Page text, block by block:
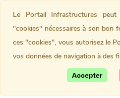
Le Portail Infrastructures
"cookies" nécessaires à son bon
ces "cookies", vous autorisez le
vos données de navigation à des
Accepter